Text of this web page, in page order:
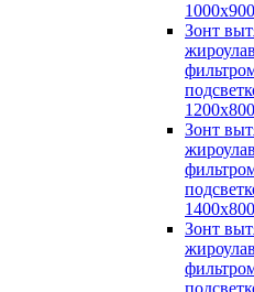
Зонт
Зонт
Зонт